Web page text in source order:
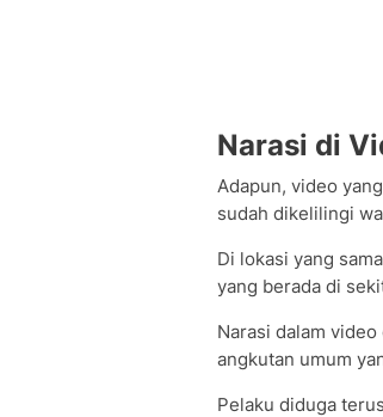
Narasi di
Adapun, video
sudah dikelilingi
Di lokasi yang
yang berada di
Narasi dalam
angkutan umum
Pelaku diduga